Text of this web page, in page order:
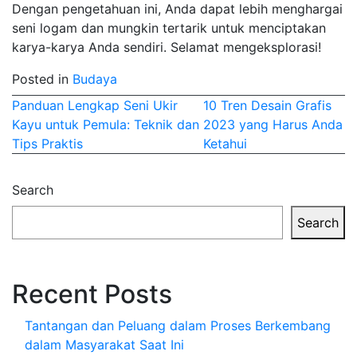
Dengan pengetahuan ini, Anda dapat lebih menghargai
seni logam dan mungkin tertarik untuk menciptakan
karya-karya Anda sendiri. Selamat mengeksplorasi!
Posted in Budaya
Post
navigation
Panduan Lengkap Seni Ukir
Kayu untuk Pemula: Teknik dan
Tips Praktis
10 Tren Desain Grafis
2023 yang Harus Anda
Ketahui
Search
Search
Recent Posts
Tantangan dan Peluang dalam Proses Berkembang
dalam Masyarakat Saat Ini